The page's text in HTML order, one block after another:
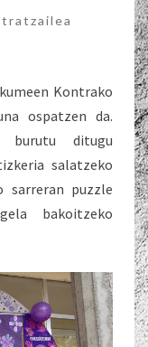
Kontrako
ospatzen da.
burutu ditugu
salatzeko
sarreran puzzle
bakoitzeko